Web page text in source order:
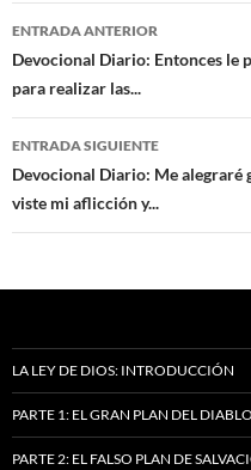
Navegación
de
entradas
ENTRADA ANTERIOR
Devocional Diario: Entonces le
para realizar las...
ENTRADA SIGUIENTE
Devocional Diario: Me alegraré
viste mi aflicción y...
LA LEY DE DIOS: INTRODUCCIÓN
PARTE 1: EL GRAN PLAN DEL
PARTE 2: EL FALSO PLAN DE